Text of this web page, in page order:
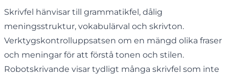
Skrivfel hänvisar till grammatikfel, dålig
meningsstruktur, vokabulärval och skrivton.
Verktygskontrolluppsatsen om en mängd olika fraser
och meningar för att förstå tonen och stilen.
Robotskrivande visar tydligt många skrivfel som inte